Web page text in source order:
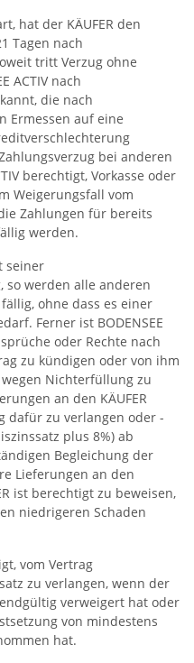
hat der KÄUFER den
Tagen nach
tritt Verzug ohne
ACTIV nach
die nach
Ermessen auf eine
bei anderen
berechtigt, Vorkasse oder
Weigerungsfall vom
Zahlungen für bereits
werden.
seiner
so werden alle anderen
ohne dass es einer
Ferner ist BODENSEE
oder Rechte nach
zu kündigen oder von ihm
Nichterfüllung zu
an den KÄUFER
dafür zu verlangen oder -
plus 8%) ab
Begleichung der
Lieferungen an den
ist berechtigt zu beweisen,
niedrigeren Schaden
vom Vertrag
zu verlangen, wenn der
verweigert hat oder
von mindestens
hat.